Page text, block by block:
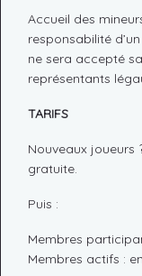
Accueil des
responsabilité
ne sera accepté
représentants
TARIFS
Nouveaux joueurs
gratuite.
Puis :
Membres
Membres actifs :